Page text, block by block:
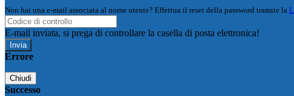
Non hai una e-mail associata al nome utente? Effettua il reset della password tramite la
E-mail inviata, si prega di controllare la casella di posta elettronica!
Errore
Chiudi
Successo